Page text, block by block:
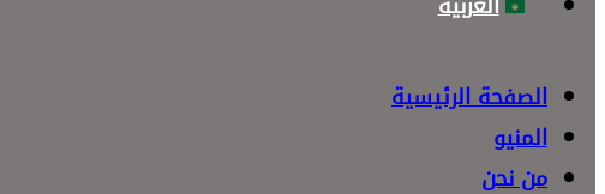
الصفحة الرئيسية
المنيو
من نحن